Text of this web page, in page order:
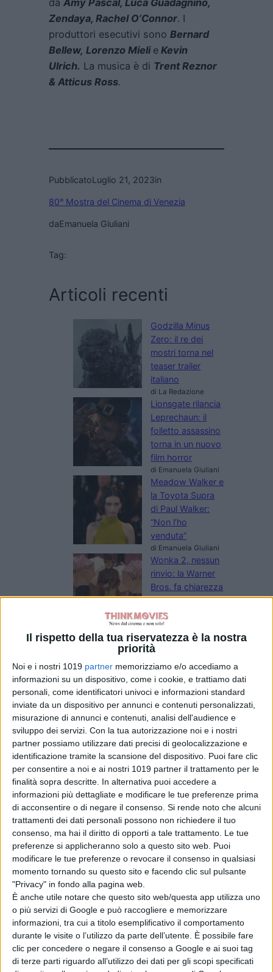
Il rispetto della tua riservatezza è la nostra
priorità
Noi e i nostri 1019 partner memorizziamo e/o accediamo a
informazioni su un dispositivo, come i cookie, e trattiamo dati
personali, come identificatori univoci e informazioni standard
inviate da un dispositivo per annunci e contenuti personalizzati,
misurazione di annunci e contenuti, analisi dell'audience e
sviluppo dei servizi. Con la tua autorizzazione noi e i nostri
partner possiamo utilizzare dati precisi di geolocalizzazione e
identificazione tramite la scansione del dispositivo. Puoi fare clic
per consentire a noi e ai nostri 1019 partner il trattamento per le
finalità sopra descritte. In alternativa puoi accedere a
informazioni più dettagliate e modificare le tue preferenze prima
di acconsentire o di negare il consenso. Si rende noto che alcuni
trattamenti dei dati personali possono non richiedere il tuo
consenso, ma hai il diritto di opporti a tale trattamento. Le tue
preferenze si applicheranno solo a questo sito web. Puoi
modificare le tue preferenze o revocare il consenso in qualsiasi
momento tornando su questo sito e facendo clic sul pulsante
"Privacy" in fondo alla pagina web.
È anche utile notare che questo sito web/questa app utilizza uno
o più servizi di Google e può raccogliere e memorizzare
informazioni, tra cui a titolo esemplificativo il comportamento
durante le visite o l’utilizzo da parte dell’utente. È possibile fare
clic per concedere o negare il consenso a Google e ai suoi tag
di terze parti riguardo all’utilizzo dei dati per gli scopi specificati
da Amy Pascal, Luca Guadagnino,
Zendaya, Rachel O’Connor. I
produttori esecutivi sono Bernard
Bellew, Lorenzo Mieli e Kevin
Ulrich. La musica è di Trent Reznor
& Atticus Ross.
PubblicatoLuglio 21, 2023in
80° Mostra del Cinema di Venezia
daEmanuela Giuliani
Tag:
Articoli recenti
Godzilla Minus
Zero: il re dei
mostri torna nel
teaser trailer
italiano
di La Redazione
Lionsgate rilancia
Leprechaun: il
folletto assassino
torna in un nuovo
film horror
di Emanuela Giuliani
Meadow Walker e
la Toyota Supra
di Paul Walker:
“Non l’ho
venduta”
di Emanuela Giuliani
Wonka 2, nessun
rinvio: la Warner
Bros. fa chiarezza
sul sequel con
Timothée
Chalamet
di Emanuela Giuliani
Venezia 83: a
Luca Guadagnino
il Cartier Glory to
the Filmmaker
2026
di La Redazione
Chi siamoContattiPrivacy PolicyCookie Policy
Emanuela Giuliani CFGLNMNL77T43L639Disclaimer